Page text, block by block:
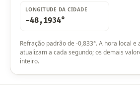
LONGITUDE DA CIDADE
-48,1934°
Refração padrão de -0,833°. A hora local e
atualizam a cada segundo; os demais
inteiro.